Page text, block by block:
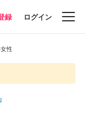
録 ログイン
性